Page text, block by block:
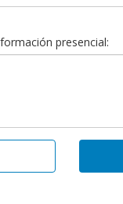
presencial: